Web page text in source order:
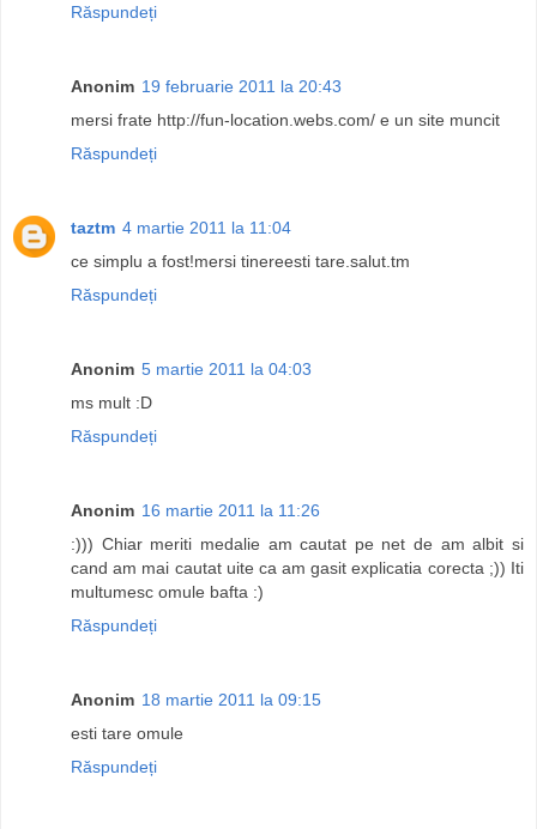
Răspundeți
Anonim 19 februarie 2011 la 20:43
mersi frate http://fun-location.webs.com/ e un site muncit
Răspundeți
taztm 4 martie 2011 la 11:04
ce simplu a fost!mersi tinereesti tare.salut.tm
Răspundeți
Anonim 5 martie 2011 la 04:03
ms mult :D
Răspundeți
Anonim 16 martie 2011 la 11:26
:))) Chiar meriti medalie am cautat pe net de am albit si
cand am mai cautat uite ca am gasit explicatia corecta ;)) Iti
multumesc omule bafta :)
Răspundeți
Anonim 18 martie 2011 la 09:15
esti tare omule
Răspundeți